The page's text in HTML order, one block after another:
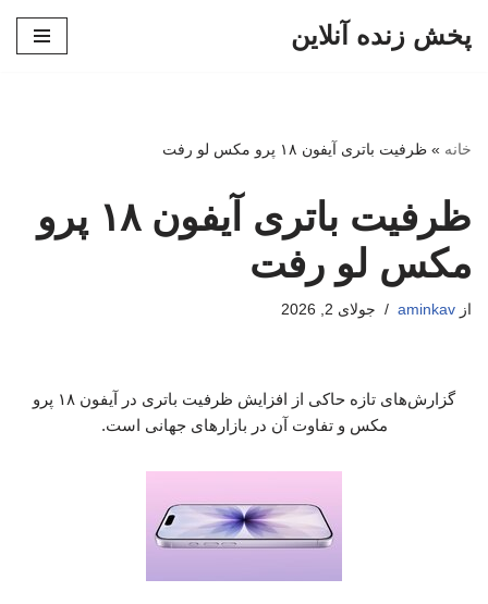
پخش زنده آنلاین
خانه » ظرفیت باتری آیفون ۱۸ پرو مکس لو رفت
ظرفیت باتری آیفون ۱۸ پرو
مکس لو رفت
از aminkav جولای 2, 2026
گزارش‌های تازه حاکی از افزایش ظرفیت باتری در آیفون ۱۸ پرو
مکس و تفاوت آن در بازارهای جهانی است.